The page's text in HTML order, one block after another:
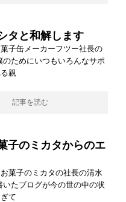
タと和解します
子缶メーカーフツー社長の
のためにいつもいろんなサポ
親
記事を読む
子のミカタからのエ
菓子のミカタの社長の清水
いたブログが今の世の中の状
て